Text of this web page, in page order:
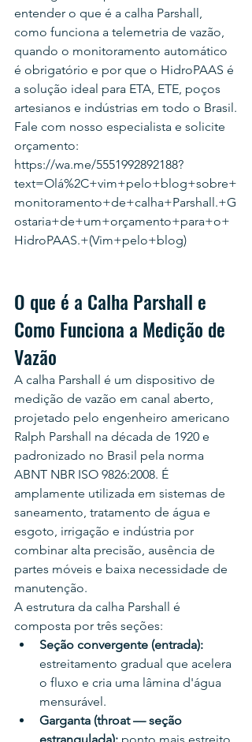
entender o que é a calha Parshall,
como funciona a telemetria de vazão,
quando o monitoramento automático
é obrigatório e por que o HidroPAAS é
a solução ideal para ETA, ETE, poços
artesianos e indústrias em todo o Brasil.
Fale com nosso especialista e solicite
orçamento:
https://wa.me/5551992892188?
text=Olá%2C+vim+pelo+blog+sobre+
monitoramento+de+calha+Parshall.+G
ostaria+de+um+orçamento+para+o+
HidroPAAS.+(Vim+pelo+blog)
O que é a Calha Parshall e
Como Funciona a Medição de
Vazão
A calha Parshall é um dispositivo de
medição de vazão em canal aberto,
projetado pelo engenheiro americano
Ralph Parshall na década de 1920 e
padronizado no Brasil pela norma
ABNT NBR ISO 9826:2008. É
amplamente utilizada em sistemas de
saneamento, tratamento de água e
esgoto, irrigação e indústria por
combinar alta precisão, ausência de
partes móveis e baixa necessidade de
manutenção.
A estrutura da calha Parshall é
composta por três seções:
Seção convergente (entrada):
estreitamento gradual que acelera
o fluxo e cria uma lâmina d'água
mensurável.
Garganta (throat — seção